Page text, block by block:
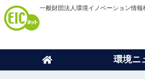
一般財団法人環境イノベーション情報
環境ニ